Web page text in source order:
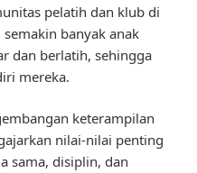
pelatih dan klub di
banyak anak
dan berlatih, sehingga
mereka.
keterampilan
nilai-nilai penting
sama, disiplin, dan